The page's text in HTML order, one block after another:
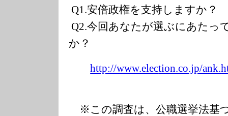
Q1.安倍政権を支持しますか？
Q2.今回あなたが選ぶにあたっ
か？
http://www.election.co.jp/ank.
※この調査は、公職選挙法基